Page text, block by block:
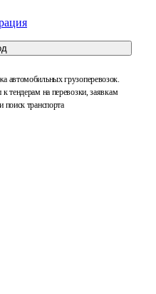
грузоперевозок.
к тендерам на перевозки, заявкам
поиск транспорта